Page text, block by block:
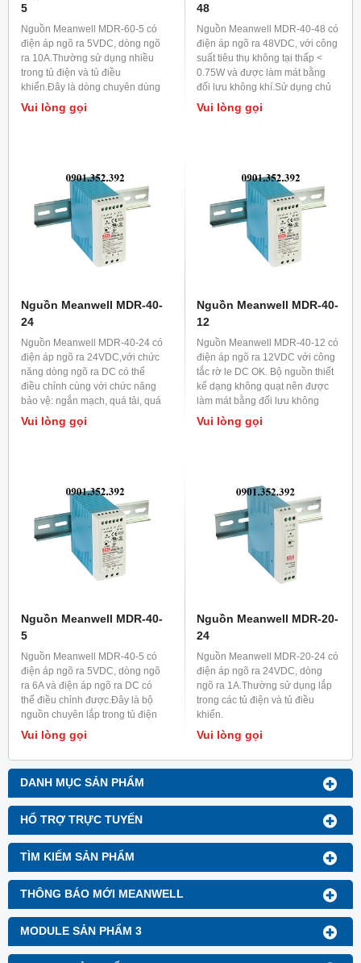
DANH MỤC SẢN PHẨM
HỔ TRỢ TRỰC TUYẾN
TÌM KIẾM SẢN PHẨM
THÔNG BÁO MỚI MEANWELL
MODULE SẢN PHẨM 3
5
Nguồn Meanwell MDR-60-5 có
điện áp ngõ ra 5VDC, dòng ngõ
ra 10A.Thường sử dụng nhiều
trong tủ điện và tủ điều
khiển.Đây là dòng chuyên dùng
trong công nghiệp nên khả năng
hoạt động ổn định cao.
Vui lòng gọi
48
Nguồn Meanwell MDR-40-48 có
điện áp ngõ ra 48VDC, với công
suất tiêu thụ không tại thấp <
0.75W và được làm mát bằng
đối lưu không khí.Sử dụng chủ
yếu trong tủ điện và tủ điều
Vui lòng gọi
Nguồn Meanwell MDR-40-
24
Nguồn Meanwell MDR-40-24 có
điện áp ngõ ra 24VDC,với chức
năng dòng ngõ ra DC có thể
điều chỉnh cùng với chức năng
bảo vệ: ngắn mạch, quá tải, quá
áp.Được ứng dụng nhiều trong
công nghiệp.
Vui lòng gọi
Nguồn Meanwell MDR-40-
12
Nguồn Meanwell MDR-40-12 có
điện áp ngõ ra 12VDC với công
tắc rờ le DC OK. Bộ nguồn thiết
kế dạng không quạt nên được
làm mát bằng đối lưu không
khí.Bộ nguồn ứng dụng chính
trong tủ điện và tủ điều khiển.
Vui lòng gọi
Nguồn Meanwell MDR-40-
5
Nguồn Meanwell MDR-40-5 có
điện áp ngõ ra 5VDC, dòng ngõ
ra 6A và điện áp ngõ ra DC có
thể điều chỉnh được.Đây là bộ
nguồn chuyên lắp trong tủ điện
và tủ điều khiển.
Vui lòng gọi
Nguồn Meanwell MDR-20-
24
Nguồn Meanwell MDR-20-24 có
điện áp ngõ ra 24VDC, dòng
ngõ ra 1A.Thường sử dụng lắp
trong các tủ điện và tủ điều
khiển.
Vui lòng gọi